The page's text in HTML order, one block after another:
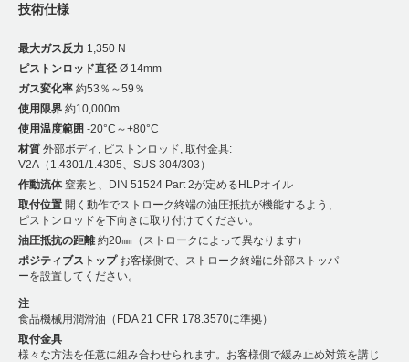
技術仕様
最大ガス反力 1,350 N
ピストンロッド直径 Ø 14mm
ガス変化率 約53％～59％
使用限界 約10,000m
使用温度範囲 -20°C～+80°C
材質 外部ボディ, ピストンロッド, 取付金具:
V2A（1.4301/1.4305、SUS 304/303）
作動流体窒素と、DIN 51524 Part 2が定めるHLPオイル
取付位置 開く動作でストローク終端の油圧抵抗が機能するよう、
ピストンロッドを下向きに取り付けてください。
油圧抵抗の距離約20㎜（ストロークによって異なります）
ポジティブストップお客様側で、ストローク終端に外部ストッパ
ーを設置してください。
注
食品機械用潤滑油（FDA 21 CFR 178.3570に準拠）
取付金具
様々な方法を任意に組み合わせられます。お客様側で緩み止め対策を講じ